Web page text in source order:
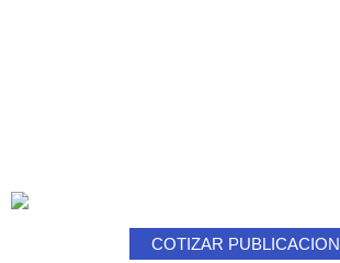
COTIZAR PUBLICACION